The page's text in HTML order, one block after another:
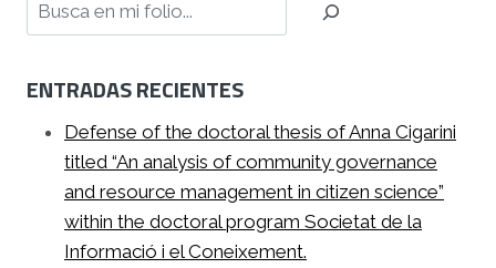
ENTRADAS RECIENTES
Defense of the doctoral thesis of Anna Cigarini
titled “An analysis of community governance
and resource management in citizen science”
within the doctoral program Societat de la
Informació i el Coneixement.